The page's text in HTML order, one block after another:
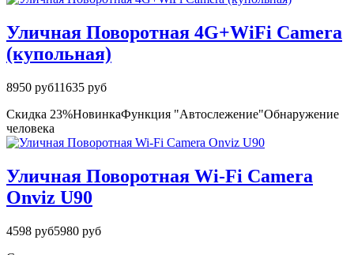
Уличная Поворотная 4G+WiFi Camera
(купольная)
8950 руб11635 руб
Скидка 23%НовинкаФункция "Автослежение"Обнаружение
человека
Уличная Поворотная Wi-Fi Camera
Onviz U90
4598 руб5980 руб